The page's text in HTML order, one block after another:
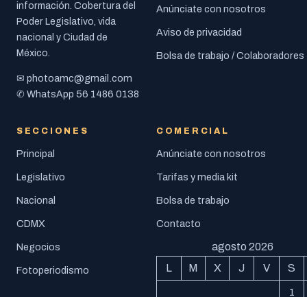
información. Cobertura del
Poder Legislativo, vida
nacional y Ciudad de
México.
✉ photoamc@gmail.com
✆ WhatsApp 56 1486 0138
Anúnciate con nosotros
Aviso de privacidad
Bolsa de trabajo / Colaboradores
SECCIONES
Principal
Legislativo
Nacional
CDMX
Negocios
Fotoperiodismo
COMERCIAL
Anúnciate con nosotros
Tarifas y media kit
Bolsa de trabajo
Contacto
agosto 2026
L
M X J V S
1